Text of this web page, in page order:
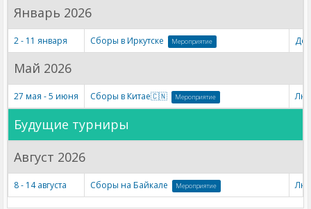
Январь 2026
2 - 11 января Сборы в Иркутске Мероприятие
Май 2026
27 мая - 5 июня Сборы в Китае🇨🇳 Мероприятие
Будущие турниры
Август 2026
8 - 14 августа Сборы на Байкале Мероприятие